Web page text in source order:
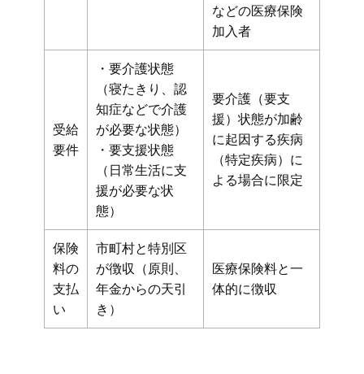
などの医療保険
加入者
受給
要件
・要介護状態
（寝たきり、認
知症などで介護
が必要な状態）
・要支援状態
（日常生活に支
援が必要な状
態）
要介護（要支
援）状態が加齢
に起因する疾病
（特定疾病）に
よる場合に限定
保険
料の
支払
い
市町村と特別区
が徴収（原則、
年金からの天引
き）
医療保険料と一
体的に徴収